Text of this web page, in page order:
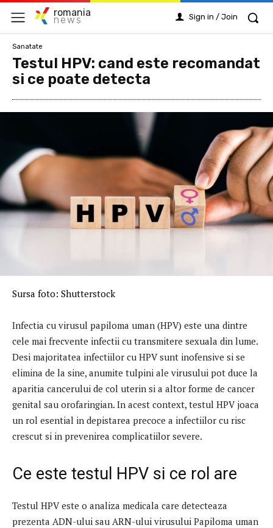
romania
news Sign in / Join
Sanatate
Testul HPV: cand este recomandat
si ce poate detecta
Sursa foto: Shutterstock
Infectia cu virusul papiloma uman (HPV) este una dintre
cele mai frecvente infectii cu transmitere sexuala din lume.
Desi majoritatea infectiilor cu HPV sunt inofensive si se
elimina de la sine, anumite tulpini ale virusului pot duce la
aparitia cancerului de col uterin si a altor forme de cancer
genital sau orofaringian. In acest context, testul HPV joaca
un rol esential in depistarea precoce a infectiilor cu risc
crescut si in prevenirea complicatiilor severe.
Ce este testul HPV si ce rol are
Testul HPV este o analiza medicala care detecteaza
prezenta ADN-ului sau ARN-ului virusului Papiloma uman